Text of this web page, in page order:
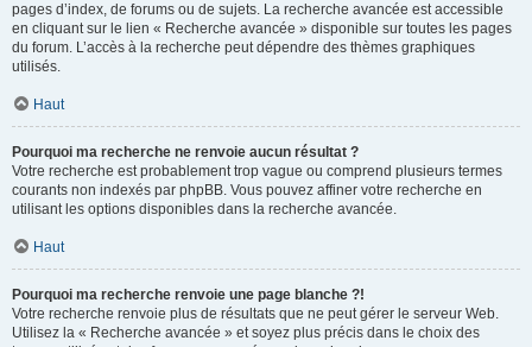
pages d’index, de forums ou de sujets. La recherche avancée est accessible
en cliquant sur le lien « Recherche avancée » disponible sur toutes les pages
du forum. L’accès à la recherche peut dépendre des thèmes graphiques
utilisés.
Haut
Pourquoi ma recherche ne renvoie aucun résultat ?
Votre recherche est probablement trop vague ou comprend plusieurs termes
courants non indexés par phpBB. Vous pouvez affiner votre recherche en
utilisant les options disponibles dans la recherche avancée.
Haut
Pourquoi ma recherche renvoie une page blanche ?!
Votre recherche renvoie plus de résultats que ne peut gérer le serveur Web.
Utilisez la « Recherche avancée » et soyez plus précis dans le choix des